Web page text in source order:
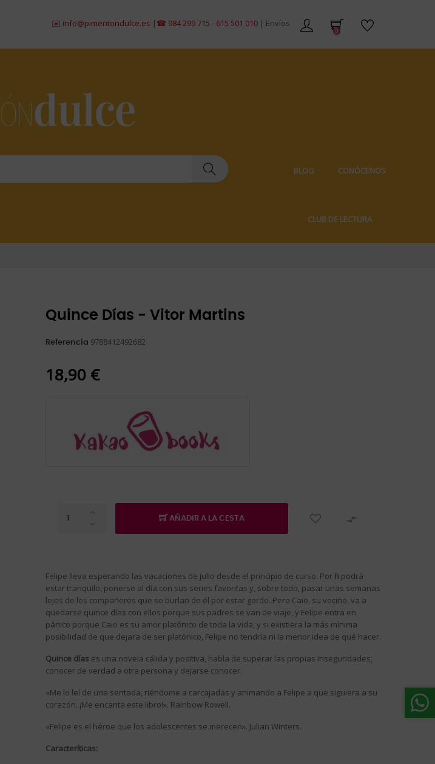
✉️ info@pimentondulce.es|☎ 984 299 715 -615 501 010| Envíos gratis en pedidos de +59€ | Envíos 100%
0
BLOG CONÓCENOS
CLUB DE LECTURA
Quince Días - Vitor Martins
Referencia 9788412492682
18,90 €
AÑADIR A LA CESTA 
Felipe lleva esperando las vacaciones de julio desde el principio de curso. Por fin podrá
estar tranquilo, ponerse al día con sus series favoritas y, sobre todo, pasar unas semanas
lejos de los compañeros que se burlan de él por estar gordo. Pero Caio, su vecino, va a
quedarse quince días con ellos porque sus padres se van de viaje, y Felipe entra en
pánico porque Caio es su amor platónico de toda la vida, y si existiera la más mínima
posibilidad de que dejara de ser platónico, Felipe no tendría ni la menor idea de qué hacer.
Quince días es una novela cálida y positiva, habla de superar las propias inseguridades,
conocer de verdad a otra persona y dejarse conocer.
«Me lo leí de una sentada, riéndome a carcajadas y animando a Felipe a que siguiera a su
corazón. ¡Me encanta este libro!». Rainbow Rowell.
«Felipe es el héroe que los adolescentes se merecen». Julian Winters.
Caracteríticas: